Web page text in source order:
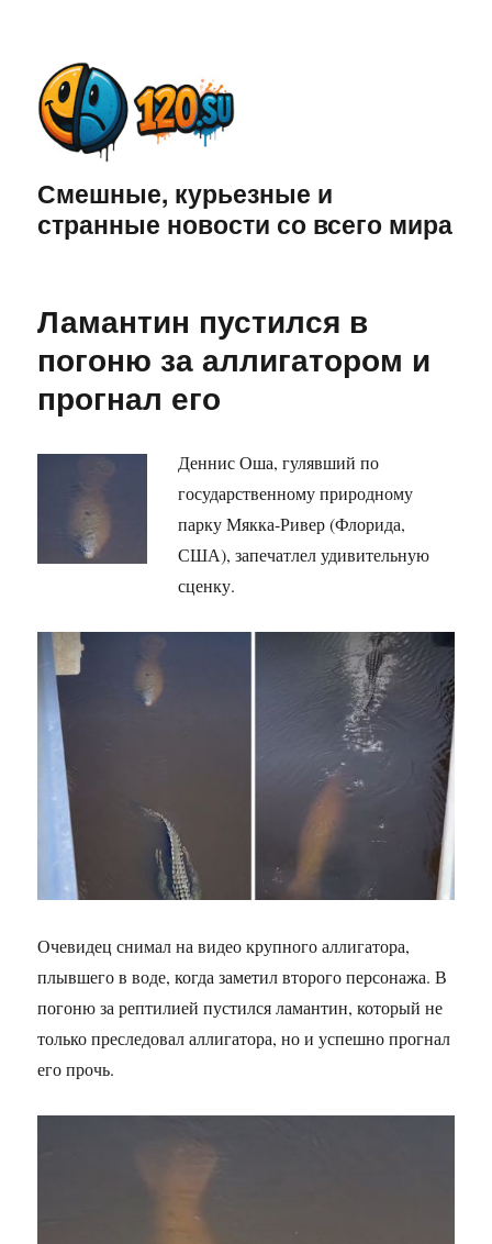
Смешные, курьезные и
странные новости со всего мира
Ламантин пустился в
погоню за аллигатором и
прогнал его
Деннис Оша, гулявший по
государственному природному
парку Мякка-Ривер (Флорида,
США), запечатлел удивительную
сценку.
Очевидец снимал на видео крупного аллигатора,
плывшего в воде, когда заметил второго персонажа. В
погоню за рептилией пустился ламантин, который не
только преследовал аллигатора, но и успешно прогнал
его прочь.